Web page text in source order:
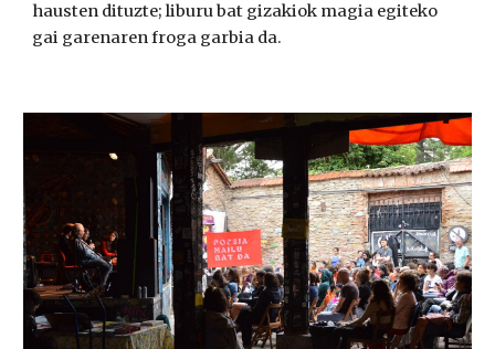
hausten dituzte; liburu bat gizakiok magia egiteko
gai garenaren froga garbia da.